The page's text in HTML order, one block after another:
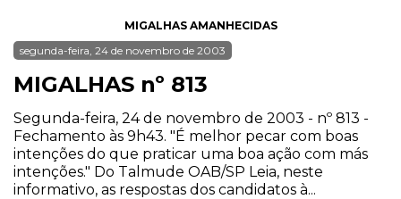
MIGALHAS AMANHECIDAS
segunda-feira, 24 de novembro de 2003
MIGALHAS nº 813
Segunda-feira, 24 de novembro de 2003 - nº 813 -
Fechamento às 9h43. "É melhor pecar com boas
intenções do que praticar uma boa ação com más
intenções." Do Talmude OAB/SP Leia, neste
informativo, as respostas dos candidatos à...